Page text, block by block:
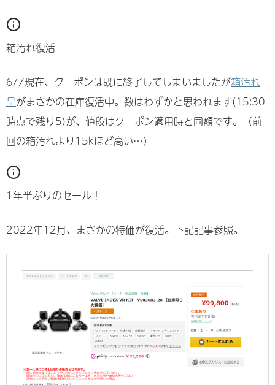
箱汚れ復活
6/7現在、クーポンは既に終了してしまいましたが箱汚れ
品がまさかの在庫復活中。数はわずかと思われます(15:30
時点で残り5)が、値段はクーポン適用時と同額です。（前
回の箱汚れより15kほど高い…）
1年半ぶりのセール！
2022年12月、まさかの特価が復活。下記記事参照。